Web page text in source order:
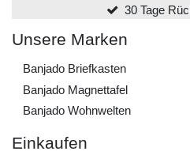
30 Tage
Unsere Marken
Banjado Briefkasten
Banjado Magnettafel
Banjado Wohnwelten
Einkaufen